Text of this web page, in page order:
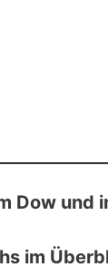
Dow und
im